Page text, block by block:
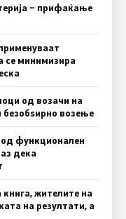
– прифаќање
се минимизира
од возачи на
возење
функционален
дека
жителите на
на резултати, а